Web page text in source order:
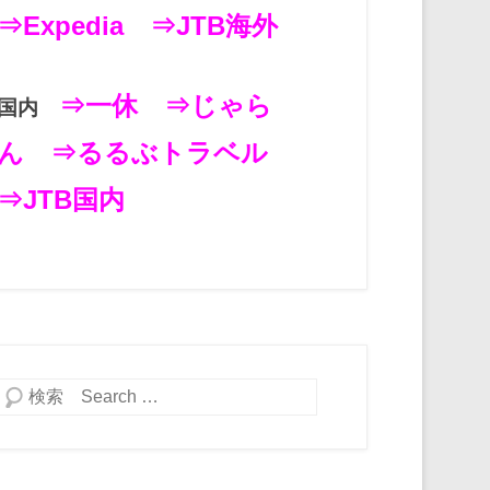
⇒JTB海外
内 ⇒一休
⇒じゃら
⇒るるぶトラベル
国内
索